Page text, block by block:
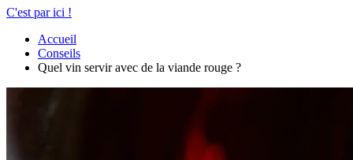
C'est par ici !
Accueil
Conseils
Quel vin servir avec de la viande rouge ?